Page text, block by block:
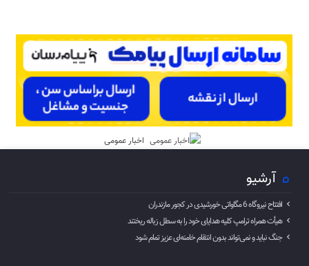
اخبار عمومی
آرشیو
افتتاح نیروگاه 6 مگاواتی خورشیدی در کجور مازندران
هیأت همراه ترامپ کلیه هدایای خود را به سطل زباله ریختند
جنگ نباید و نمی‌تواند بدون انتقام خامنه‌ای عزیز تمام شود